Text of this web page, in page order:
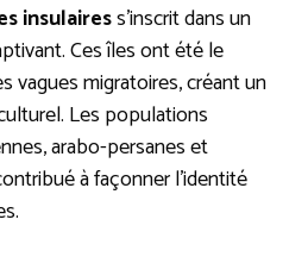
insulairess’inscrit dans un
Ces îles ont été le
vagues migratoires, créant un
Les populations
arabo-persanes et
à façonner l’identité